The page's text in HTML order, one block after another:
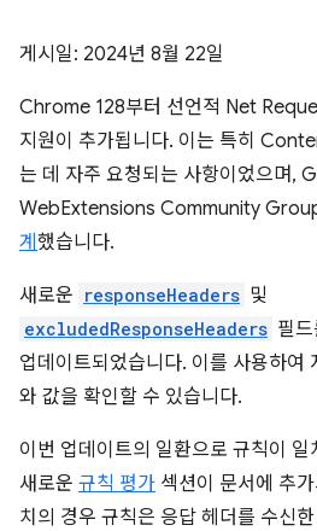
게시일: 2024년 8월 22일
Chrome 128부터 선언적 Net
지원이 추가됩니다. 이는 특히
는 데 자주 요청되는 사항이었으며,
WebExtensions Community
계 했습니다.
새로운 responseHeaders 및
excludedResponseHeaders 필
업데이트되었습니다. 이를 사용하여
와 값을 확인할 수 있습니다.
이번 업데이트의 일환으로 규칙이
새로운 규칙 평가 섹션이 문서에 추
치의 경우 규칙은 응답 헤더를 수신